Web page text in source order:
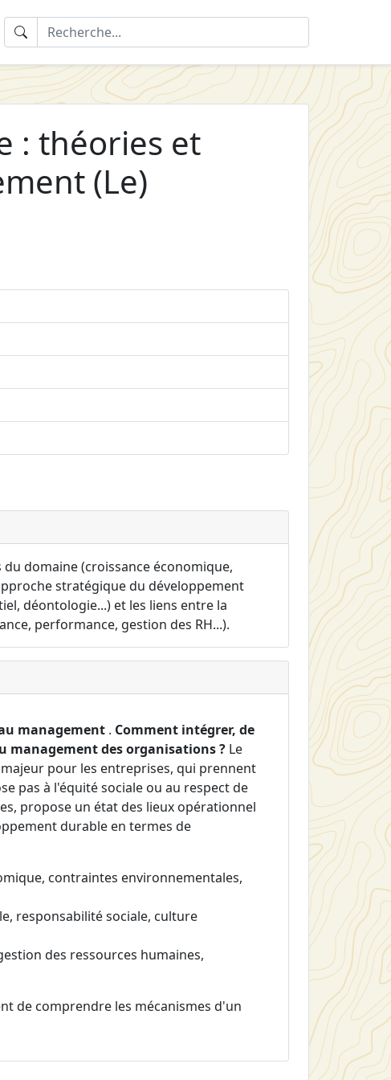
: théories et
(Le)
domaine (croissance économique,
stratégique du développement
déontologie...) et les liens entre la
performance, gestion des RH...).
management . Comment intégrer, de
management des organisations ? Le
pour les entreprises, qui prennent
pas à l'équité sociale ou au respect de
propose un état des lieux opérationnel
durable en termes de
contraintes environnementales,
responsabilité sociale, culture
des ressources humaines,
de comprendre les mécanismes d'un